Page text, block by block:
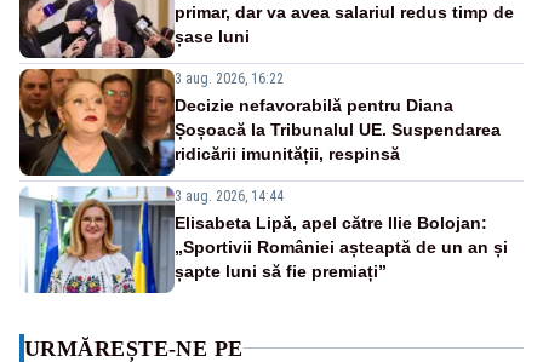
primar, dar va avea salariul redus timp de
șase luni
3 aug. 2026, 16:22
Decizie nefavorabilă pentru Diana
Șoșoacă la Tribunalul UE. Suspendarea
ridicării imunității, respinsă
3 aug. 2026, 14:44
Elisabeta Lipă, apel către Ilie Bolojan:
„Sportivii României așteaptă de un an și
șapte luni să fie premiați”
URMĂREȘTE-NE PE